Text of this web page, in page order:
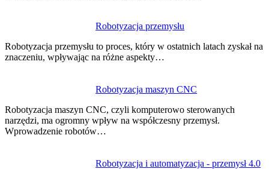
Robotyzacja przemysłu
Robotyzacja przemysłu to proces, który w ostatnich latach zyskał na
znaczeniu, wpływając na różne aspekty…
Robotyzacja maszyn CNC
Robotyzacja maszyn CNC, czyli komputerowo sterowanych
narzędzi, ma ogromny wpływ na współczesny przemysł.
Wprowadzenie robotów…
Robotyzacja i automatyzacja - przemysł 4.0